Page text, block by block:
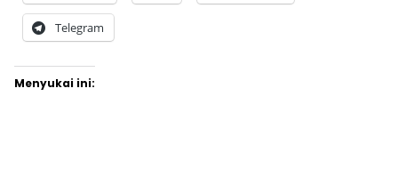
Telegram
Menyukai ini: